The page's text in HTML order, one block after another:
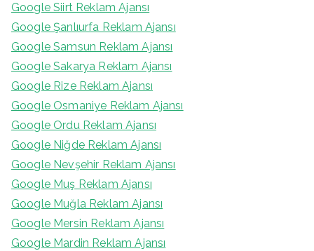
Google Siirt Reklam Ajansı
Google Şanlıurfa Reklam Ajansı
Google Samsun Reklam Ajansı
Google Sakarya Reklam Ajansı
Google Rize Reklam Ajansı
Google Osmaniye Reklam Ajansı
Google Ordu Reklam Ajansı
Google Niğde Reklam Ajansı
Google Nevşehir Reklam Ajansı
Google Muş Reklam Ajansı
Google Muğla Reklam Ajansı
Google Mersin Reklam Ajansı
Google Mardin Reklam Ajansı